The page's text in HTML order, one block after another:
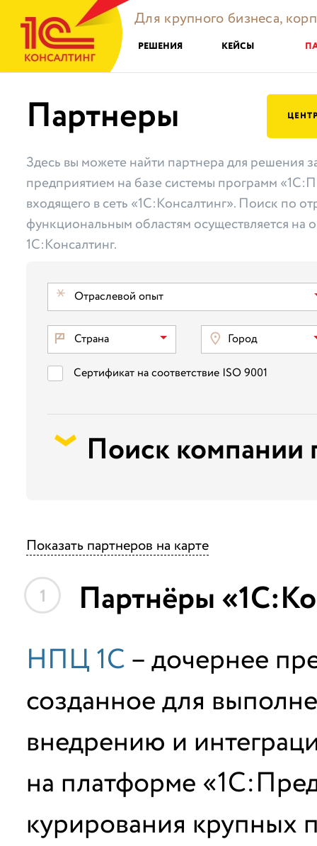
Для крупного бизнеса,
РЕШЕНИЯ КЕЙСЫ
Партнеры
Здесь вы можете найти партнера для решения
предприятием на базе системы программ
входящего в сеть «1С:Консалтинг». Поиск по
функциональным областям осуществляется на
1С:Консалтинг.
Отраслевой опыт
Страна Город
Сертификат на соответствие ISO 9001
Поиск компании
Показать партнеров на карте
1 Партнёры
НПЦ 1С– дочернее
созданное для
внедрению и
на платформе
курирования крупных